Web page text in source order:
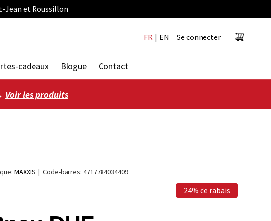
Jean et Roussillon
FR | EN Se connecter
Panier
cadeaux Blogue Contact
Voir les produits
MAXXIS |Code-barres: 4717784034409
24% de rabais